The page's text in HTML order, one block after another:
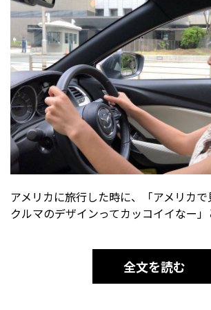
アメリカに旅行した時に、「アメリカ
クルマのデザインってカッコイイなー」
全文を読む